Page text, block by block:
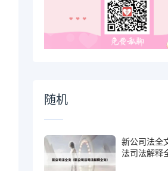
随机
新公司法全
法司法解释